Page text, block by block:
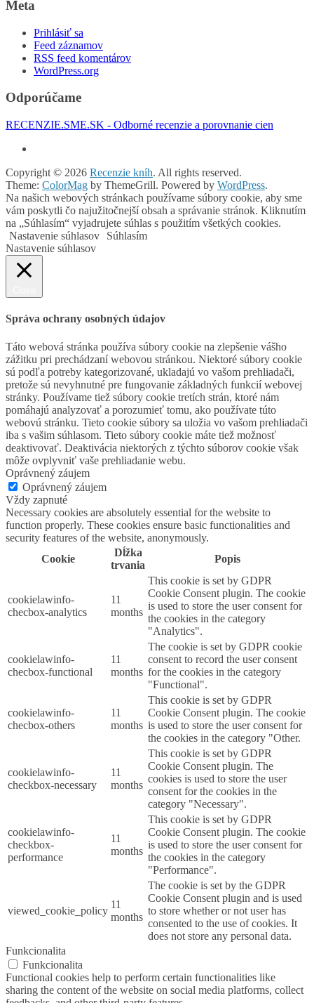
Meta
Prihlásiť sa
Feed záznamov
RSS feed komentárov
WordPress.org
Odporúčame
RECENZIE.SME.SK - Odborné recenzie a porovnanie cien
Copyright © 2026 Recenzie kníh. All rights reserved.
Theme: ColorMag by ThemeGrill. Powered by WordPress.
Na našich webových stránkach používame súbory cookie, aby sme
vám poskytli čo najužitočnejší obsah a správanie stránok. Kliknutím
na „Súhlasím“ vyjadrujete súhlas s použitím všetkých cookies.
Nastavenie súhlasov
Súhlasím
Nastavenie súhlasov
Správa ochrany osobných údajov
Táto webová stránka používa súbory cookie na zlepšenie vášho
zážitku pri prechádzaní webovou stránkou. Niektoré súbory cookie
sú podľa potreby kategorizované, ukladajú vo vašom prehliadači,
pretože sú nevyhnutné pre fungovanie základných funkcií webovej
stránky. Používame tiež súbory cookie tretích strán, ktoré nám
pomáhajú analyzovať a porozumieť tomu, ako používate túto
webovú stránku. Tieto cookie súbory sa uložia vo vašom prehliadači
iba s vašim súhlasom. Tieto súbory cookie máte tiež možnosť
deaktivovať. Deaktivácia niektorých z týchto súborov cookie však
môže ovplyvniť vaše prehliadanie webu.
Oprávnený záujem
Oprávnený záujem
Vždy zapnuté
Necessary cookies are absolutely essential for the website to
function properly. These cookies ensure basic functionalities and
security features of the website, anonymously.
Cookie
Dĺžka
trvania
Popis
cookielawinfo-
checbox-analytics
11
months
This cookie is set by GDPR
Cookie Consent plugin. The cookie
is used to store the user consent for
the cookies in the category
"Analytics".
cookielawinfo-
checbox-functional
11
months
The cookie is set by GDPR cookie
consent to record the user consent
for the cookies in the category
"Functional".
cookielawinfo-
checbox-others
11
months
This cookie is set by GDPR
Cookie Consent plugin. The cookie
is used to store the user consent for
the cookies in the category "Other.
cookielawinfo-
checkbox-necessary
11
months
This cookie is set by GDPR
Cookie Consent plugin. The
cookies is used to store the user
consent for the cookies in the
category "Necessary".
cookielawinfo-
checkbox-
performance
11
months
This cookie is set by GDPR
Cookie Consent plugin. The cookie
is used to store the user consent for
the cookies in the category
"Performance".
viewed_cookie_policy
11
months
The cookie is set by the GDPR
Cookie Consent plugin and is used
to store whether or not user has
consented to the use of cookies. It
does not store any personal data.
Funkcionalita
Funkcionalita
Functional cookies help to perform certain functionalities like
sharing the content of the website on social media platforms, collect